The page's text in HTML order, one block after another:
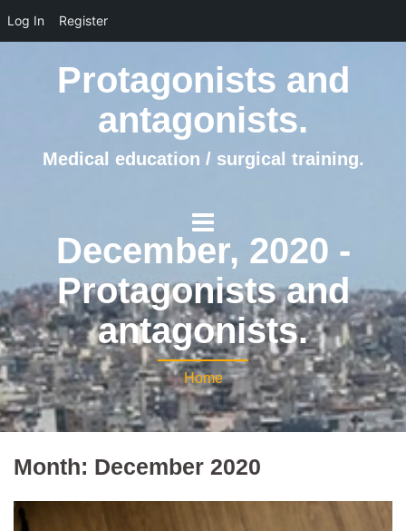
Protagonists and
antagonists.
Medical education / surgical training.
December, 2020 -
Protagonists and
antagonists.
Home
Month: December 2020
Log In Register